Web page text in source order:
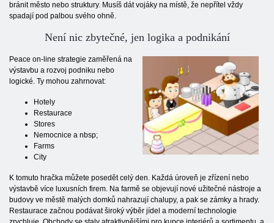
bránit město nebo struktury. Musíš dát vojáky na místě, že nepřítel vždy
spadají pod palbou svého ohně.
Není nic zbytečné, jen logika a podnikání
Peace on-line strategie zaměřená na
výstavbu a rozvoj podniku nebo
logické. Ty mohou zahrnovat:
Hotely
Restaurace
Stores
Nemocnice a nbsp;
Farms
City
K tomuto hračka můžete posedět celý den. Každá úroveň je zřízení nebo
výstavbě více luxusních firem. Na farmě se objevují nové užitečné nástroje a
budovy ve městě malých domků nahrazují chalupy, a pak se zámky a hrady.
Restaurace začnou podávat široký výběr jídel a moderní technologie